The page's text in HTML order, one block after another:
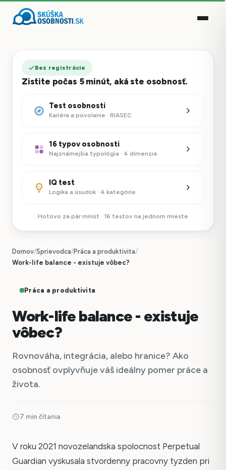
Bez registrácie
Zistite počas 5 minút, aká ste osobnosť.
Test osobnosti
Kariéra a povolanie · RIASEC
16 typov osobnosti
Najznámejšia typológia · 4 dimenzie
IQ test
Logika a úsudok · 4 kategórie
Hotovo za pár minút · 16 testov na jednom mieste
Domov/Sprievodca/Práca a produktivita/
Work-life balance - existuje vôbec?
Práca a produktivita
Work-life balance - existuje
vôbec?
Rovnováha, integrácia, alebo hranice? Ako
osobnosť ovplyvňuje váš ideálny pomer práce a
života.
7 min čítania
V roku 2021 novozelandska spolocnost Perpetual
Guardian vyskusala stvordenny pracovny tyzden pri